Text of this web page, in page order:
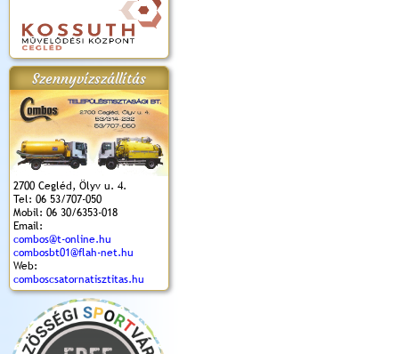
Szennyvízszállítás
2700 Cegléd, Ölyv u. 4.
Tel: 06 53/707-050
Mobil: 06 30/6353-018
Email:
combos@t-online.hu
combosbt01@flah-net.hu
Web:
comboscsatornatisztitas.hu
2018.
Kossuth Toborzó
Ünnepély
Szent István Ünnepe
(2017. 08. 20.)